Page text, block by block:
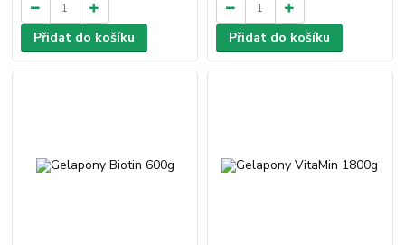
Přidat do košíku Přidat do košíku